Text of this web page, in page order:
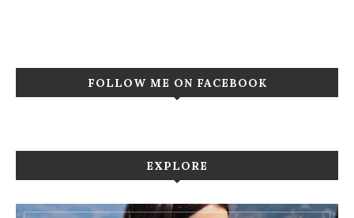
FOLLOW ME ON FACEBOOK
EXPLORE